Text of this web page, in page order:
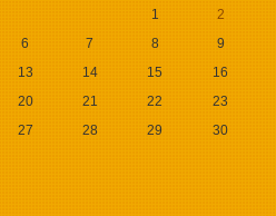
1
2
6 7 8
9
13 14 15
16
20 21 22
23
27 28 29
30